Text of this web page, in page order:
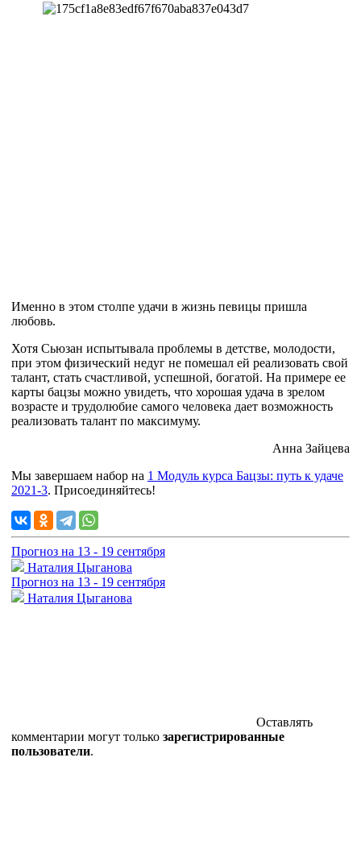
Именно в этом столпе удачи в жизнь певицы пришла
любовь.
Хотя Сьюзан испытывала проблемы в детстве, молодости,
при этом физический недуг не помешал ей реализовать свой
талант, стать счастливой, успешной, богатой. На примере ее
карты бацзы можно увидеть, что хорошая удача в зрелом
возрасте и трудолюбие самого человека дает возможность
реализовать талант по максимуму.
Анна Зайцева
Мы завершаем набор на 1 Модуль курса Бацзы: путь к удаче
2021-3. Присоединяйтесь!
Прогноз на 13 - 19 сентября
Наталия Цыганова
Прогноз на 13 - 19 сентября
Наталия Цыганова
Оставлять
комментарии могут только зарегистрированные
пользователи.